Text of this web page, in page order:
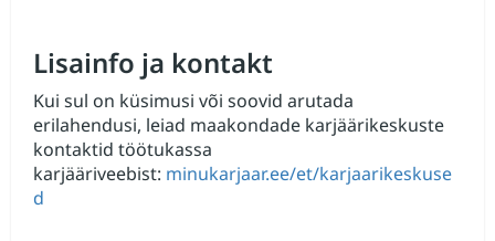
Lisainfo ja kontakt
Kui sul on küsimusi või soovid arutada
erilahendusi, leiad maakondade karjäärikeskuste
kontaktid töötukassa
karjääriveebist: minukarjaar.ee/et/karjaarikeskuse
d